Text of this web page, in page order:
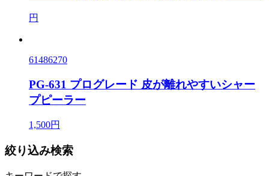
円
61486270
PG-631 プログレード 皮が離れやすいシャー
プピーラー
1,500円
絞り込み検索